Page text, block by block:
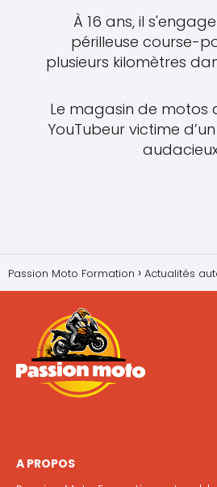
À 16 ans, il
périlleuse course-
plusieurs kilomètres
Le magasin de motos
YouTubeur victime
Passion Moto Formation Actualités
A PROPOS